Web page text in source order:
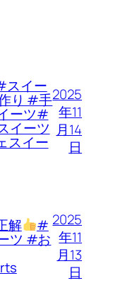
ー
り #手
ーツ#
イーツ
スイー
2025
年11
月14
日
解 #
ツ #お
2025
年11
月13
日